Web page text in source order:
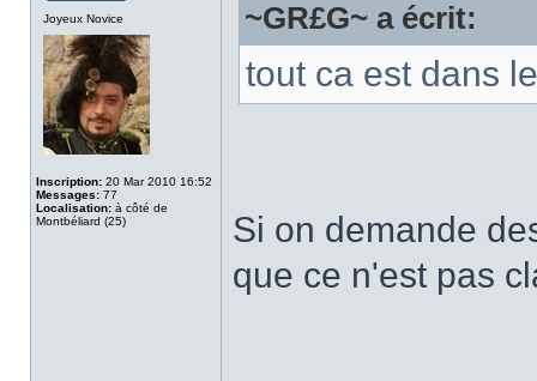
Joyeux Novice
Inscription: 20 Mar 2010 16:52
Messages: 77
Localisation: à côté de
Montbéliard (25)
~GR£G~ a écrit:
tout ca est dans
Si on demande
que ce n'est pas